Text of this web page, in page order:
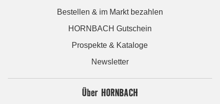
Bestellen & im Markt bezahlen
HORNBACH Gutschein
Prospekte & Kataloge
Newsletter
Über HORNBACH